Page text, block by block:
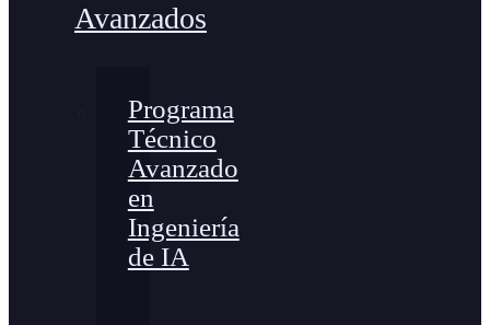
Avanzados
Programa
Técnico
Avanzado
en
Ingeniería
de IA